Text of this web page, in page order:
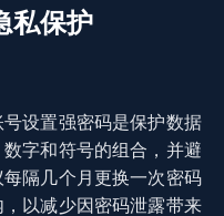
私保护
设置强密码是保护数据
字和符号的组合，并避
隔几个月更换一次密码
以减少因密码泄露带来